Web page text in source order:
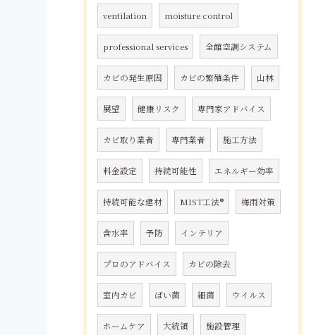
ventilation moisture control
professional services 全館空調システム
カビの発生原因 カビの繁殖条件 山林
展望 健康リスク 専門家アドバイス
カビ取り業者 専門業者 施工方法
料金設定 持続可能性 エネルギー効率
持続可能な建材 MIST工法® 梅雨対策
含水率 予防 インテリア
プロのアドバイス カビの除去
室内カビ ばい菌 細菌 ウイルス
ホームケア 大統領 施設管理